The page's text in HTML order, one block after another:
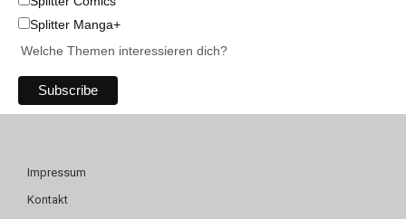
Splitter Manga+
Welche Themen interessieren dich?
Impressum
Kontakt